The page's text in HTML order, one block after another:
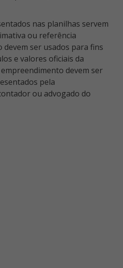
ou referência
devem ser usados para fins
e valores oficiais da
devem ser
pela
ou advogado do